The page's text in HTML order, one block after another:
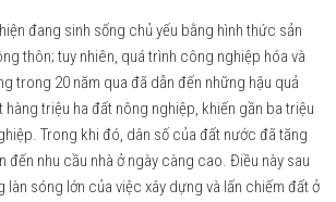
AgriNesture02
AgriNesture06
AgriNesture13
AgriNesture15
AgriNesture17
AgriNesture21
AgriNesture27
AgriNesture28
AgriNesture29
AgriNesture31
AgriNesture32
AgriNesture33
Model
Model
Model
AgriNesture37
AgriNesture38
đang sinh sống chủ yếu bằng hình thức sản
thôn; tuy nhiên, quá trình công nghiệp hóa và
trong 20 năm qua đã dẫn đến những hậu quả
triệu ha đất nông nghiệp, khiến gần ba triệu
Trong khi đó, dân số của đất nước đã tăng
đến nhu cầu nhà ở ngày càng cao. Điều này sau
sóng lớn của việc xây dựng và lấn chiếm đất ở